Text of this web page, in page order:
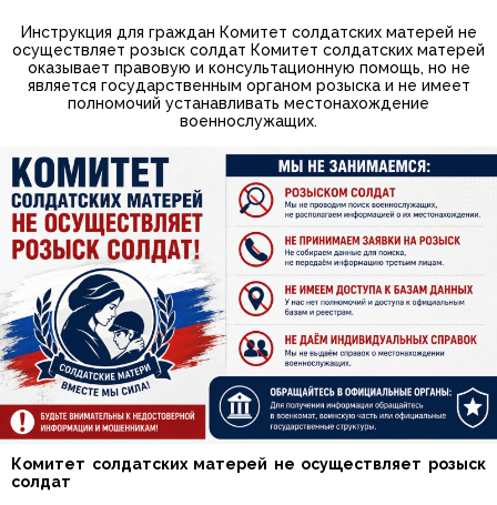
Инструкция для граждан Комитет солдатских матерей не
осуществляет розыск солдат Комитет солдатских матерей
оказывает правовую и консультационную помощь, но не
является государственным органом розыска и не имеет
полномочий устанавливать местонахождение
военнослужащих.
Комитет солдатских матерей не осуществляет розыск
солдат